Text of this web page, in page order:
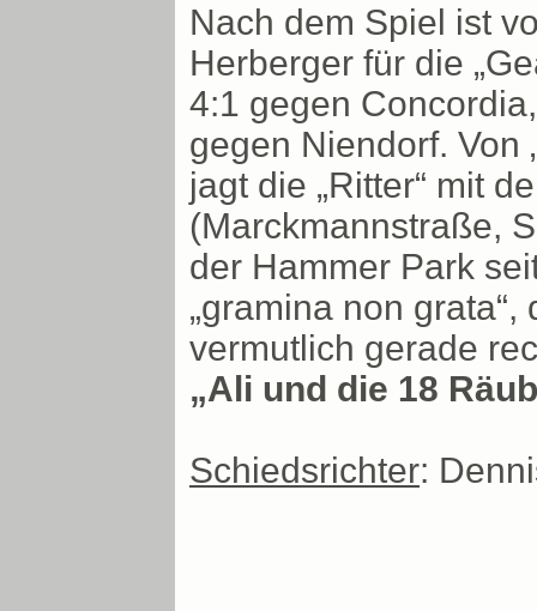
Nach dem Spiel ist
Herberger für die
4:1 gegen
gegen Niendorf. Von
jagt die „Ritter“ mit
(Marckmannstraße,
der Hammer Park
„gramina non
vermutlich gerade
„Ali und die 18
Schiedsrichter: